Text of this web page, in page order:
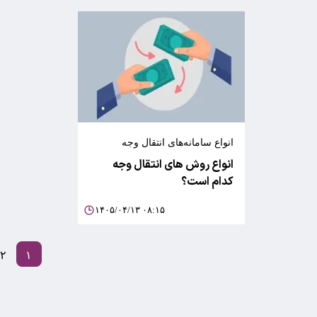
انواع سامانه‌های انتقال وجه
انواع روش های انتقال وجه
کدام است؟
۱۴۰۵/۰۴/۱۳ ۰۸:۱۵
۱ ۲